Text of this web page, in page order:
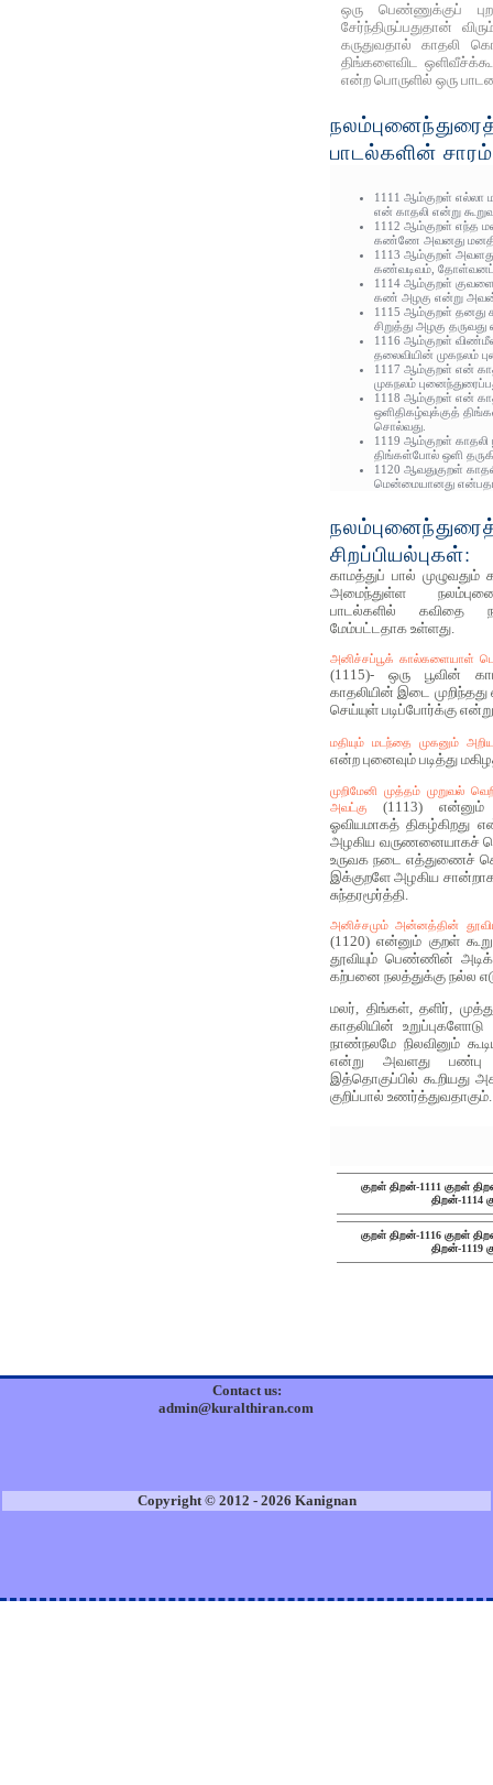
ஒரு பெண்ணுக்குப்
சேர்ந்திருப்பதுதான்
கருதுவதால் காதலி
திங்களைவிட
என்ற பொருளில் ஒரு
பாடல்களின்
1111 ஆம்குறள் எல்லா
என் காதலி என்று
1112 ஆம்குறள் எந்த
கண்ணே அவனது
1113 ஆம்குறள் அவளது
கண்வடிவம், தோள்வனப்பு
1114 ஆம்குறள்
கண் அழகு என்று அவன்
1115 ஆம்குறள் தனது
சிறுத்து அழகு
1116 ஆம்குறள்
தலைவியின் முகநலம்
1117 ஆம்குறள் என்
முகநலம்
1118 ஆம்குறள் என்
ஒளிதிகழ்வுக்குத்
சொல்வது.
1119 ஆம்குறள்
திங்கள்போல் ஒளி
1120 ஆவதுகுறள்
மென்மையானது
சிறப்பியல்புகள்:
காமத்துப் பால்
அமைந்துள்ள
பாடல்களில் கவிதை
மேம்பட்டதாக உள்ளது.
அனிச்சப்பூக் கால்களையாள்
(1115)- ஒரு பூவின்
காதலியின் இடை
செய்யுள் படிப்போர்க்கு
மதியும் மடந்தை முகனும்
என்ற புனைவும் படித்து
முறிமேனி முத்தம் முறுவல்
அவட்கு
(1113)
ஓவியமாகத் திகழ்கிறது
அழகிய வருணனையாகச்
உருவக நடை எத்துணைச்
இக்குறளே அழகிய
சுந்தரமூர்த்தி.
அனிச்சமும் அன்னத்தின்
(1120) என்னும் குறள்
தூவியும் பெண்ணின்
கற்பனை நலத்துக்கு நல்ல
மலர், திங்கள், தளிர்,
காதலியின்
நாண்நலமே நிலவினும்
என்று அவளது பண்பு
இத்தொகுப்பில்
குறிப்பால் உணர்த்துவதாகும்.
குறள் திறன்-1111 குறள்
திறன்-1114
குறள் திறன்-1116 குறள்
திறன்-1119
Contact us:
admin@kuralthiran.com
Copyright © 2012 - 2026 Kanignan